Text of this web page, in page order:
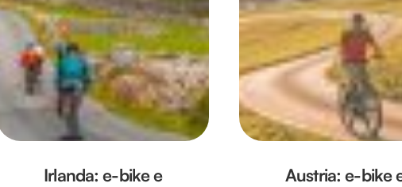
Irlanda: e-bike e
Austria: e-bike